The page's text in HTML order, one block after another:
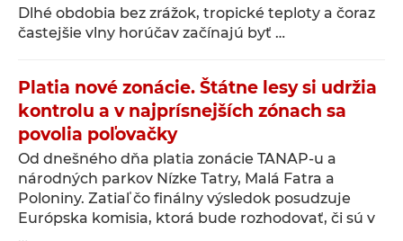
Dlhé obdobia bez zrážok, tropické teploty a čoraz
častejšie vlny horúčav začínajú byť …
Platia nové zonácie. Štátne lesy si udržia
kontrolu a v najprísnejších zónach sa
povolia poľovačky
Od dnešného dňa platia zonácie TANAP-u a
národných parkov Nízke Tatry, Malá Fatra a
Poloniny. Zatiaľ čo finálny výsledok posudzuje
Európska komisia, ktorá bude rozhodovať, či sú v